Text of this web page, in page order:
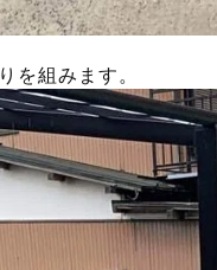
を組みます。